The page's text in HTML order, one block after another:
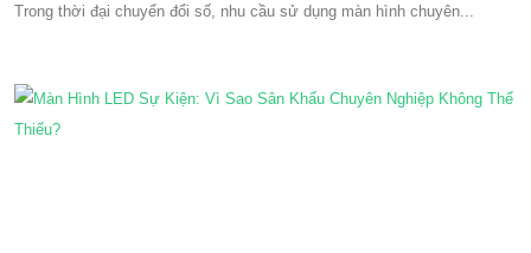
Trong thời đại chuyển đổi số, nhu cầu sử dụng màn hình chuyên...